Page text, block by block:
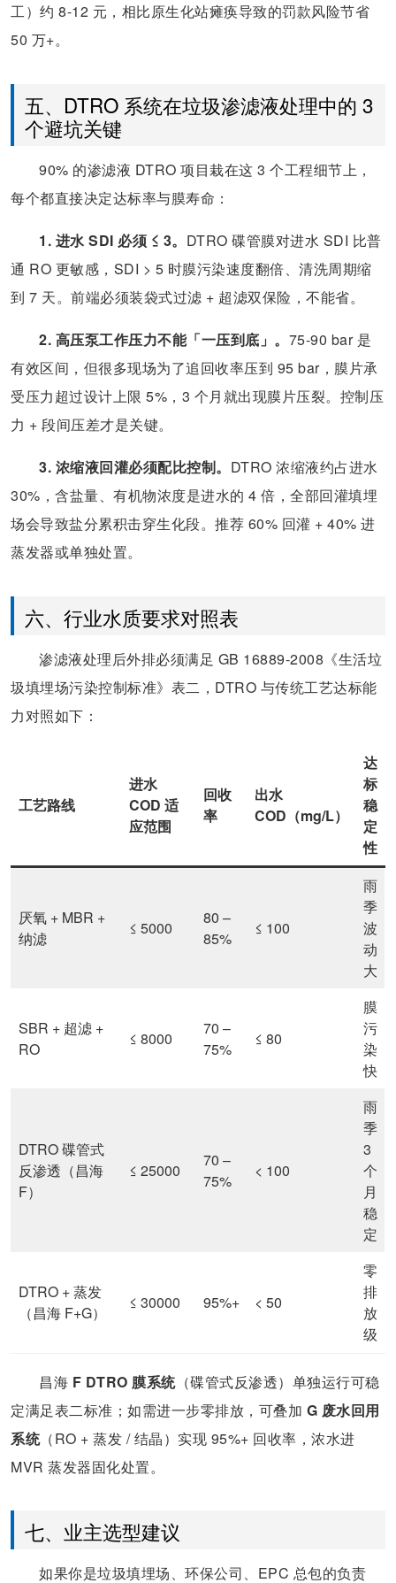
工）约 8-12 元，相比原生化站瘫痪导致的罚款风险节省
50 万+。
五、DTRO 系统在垃圾渗滤液处理中的 3
个避坑关键
90% 的渗滤液 DTRO 项目栽在这 3 个工程细节上，
每个都直接决定达标率与膜寿命：
1. 进水 SDI 必须 ≤ 3。 DTRO 碟管膜对进水 SDI 比普
通 RO 更敏感，SDI > 5 时膜污染速度翻倍、清洗周期缩
到 7 天。前端必须装袋式过滤 + 超滤双保险，不能省。
2. 高压泵工作压力不能「一压到底」。 75-90 bar 是
有效区间，但很多现场为了追回收率压到 95 bar，膜片承
受压力超过设计上限 5%，3 个月就出现膜片压裂。控制压
力 + 段间压差才是关键。
3. 浓缩液回灌必须配比控制。 DTRO 浓缩液约占进水
30%，含盐量、有机物浓度是进水的 4 倍，全部回灌填埋
场会导致盐分累积击穿生化段。推荐 60% 回灌 + 40% 进
蒸发器或单独处置。
六、行业水质要求对照表
渗滤液处理后外排必须满足 GB 16889-2008《生活垃
圾填埋场污染控制标准》表二，DTRO 与传统工艺达标能
力对照如下：
工艺路线
进水
COD 适
应范围
回收
率
出水
COD（mg/L）
达
标
稳
定
性
厌氧 + MBR +
纳滤
≤ 5000
80 –
85%
≤ 100
雨
季
波
动
大
SBR + 超滤 +
RO
≤ 8000
70 –
75%
≤ 80
膜
污
染
快
DTRO 碟管式
反渗透（昌海
F）
≤ 25000
70 –
75%
< 100
雨
季
3
个
月
稳
定
DTRO + 蒸发
（昌海 F+G）
≤ 30000 95%+ < 50
零
排
放
级
昌海 F DTRO 膜系统（碟管式反渗透）单独运行可稳
定满足表二标准；如需进一步零排放，可叠加 G 废水回用
系统（RO + 蒸发 / 结晶）实现 95%+ 回收率，浓水进
MVR 蒸发器固化处置。
七、业主选型建议
如果你是垃圾填埋场、环保公司、EPC 总包的负责